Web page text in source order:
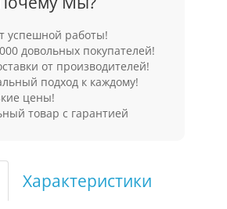
успешной работы!
довольных покупателей!
от производителей!
подход к каждому!
цены!
товар с гарантией
Характеристики